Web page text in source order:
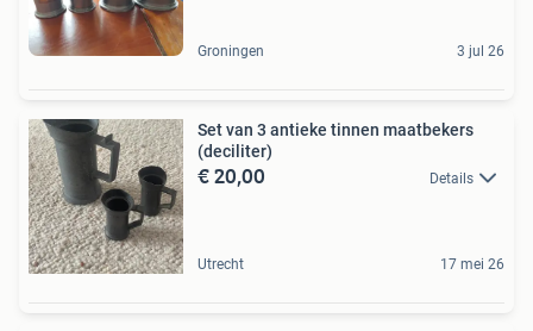
Groningen 3 jul 26
Set van 3 antieke tinnen maatbekers
(deciliter)
€ 20,00 Details
Utrecht 17 mei 26